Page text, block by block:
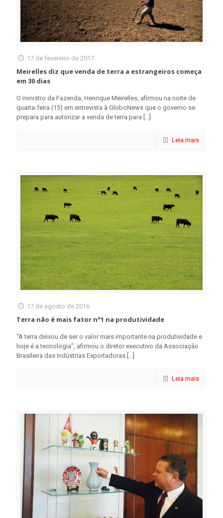
17 de fevereiro de 2017
Meirelles diz que venda de terra a estrangeiros começa
em 30 dias
O ministro da Fazenda, Henrique Meirelles, afirmou na noite de
quarta-feira (15) em entrevista à GloboNews que o governo se
prepara para autorizar a venda de terra para […]
Leia mais
17 de agosto de 2016
Terra não é mais fator n°1 na produtividade
“A terra deixou de ser o valor mais importante na produtividade e
hoje é a tecnologia”, afirmou o diretor executivo da Associação
Brasileira das Indústrias Exportadoras […]
Leia mais